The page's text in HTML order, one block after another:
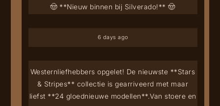
🤠 **Nieuw binnen bij Silverado!** 🤠
6 days ago
Westernliefhebbers opgelet! De nieuwste **Stars
& Stripes** collectie is gearriveerd met maar
liefst **24 gloednieuwe modellen**.Van stoere en